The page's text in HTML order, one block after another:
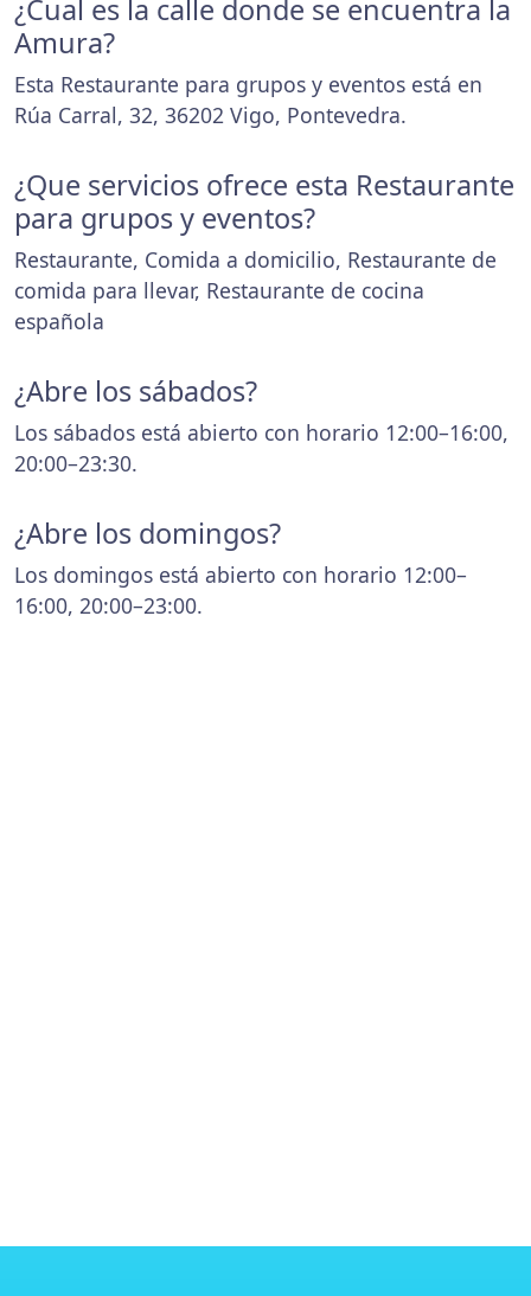
¿Cual es la calle donde se encuentra la
Amura?
Esta Restaurante para grupos y eventos está en
Rúa Carral, 32, 36202 Vigo, Pontevedra.
¿Que servicios ofrece esta Restaurante
para grupos y eventos?
Restaurante, Comida a domicilio, Restaurante de
comida para llevar, Restaurante de cocina
española
¿Abre los sábados?
Los sábados está abierto con horario 12:00–16:00,
20:00–23:30.
¿Abre los domingos?
Los domingos está abierto con horario 12:00–
16:00, 20:00–23:00.